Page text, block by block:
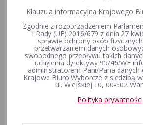
Wyjaśnienia Państwowej Komisji
Wyjaśnienia Państwowej Komisji
2012 r. w sprawie uzupełniania składu
referendum lokalnym
Wyjaśnienia Państwowej Komisji
2012 r. dotyczące kart do głosowania
Klauzula informacyjna Krajowego
Zgodnie z rozporządzeniem
i Rady (UE) 2016/679 z dnia 27
sprawie ochrony osób
przetwarzaniem danych
swobodnego przepływu takich
uchylenia dyrektywy 95/46/WE
administratorem Pani/Pana
Krajowe Biuro Wyborcze z siedzibą
ul. Wiejskiej 10, 00-902
Polityka prywatności